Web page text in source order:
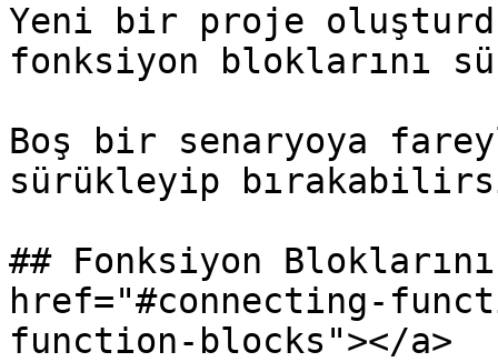
Yeni bir proje
fonksiyon bloklarını
Boş bir senaryoya
sürükleyip
## Fonksiyon Bloklarını
href="#connecting-
function-blocks"></a>